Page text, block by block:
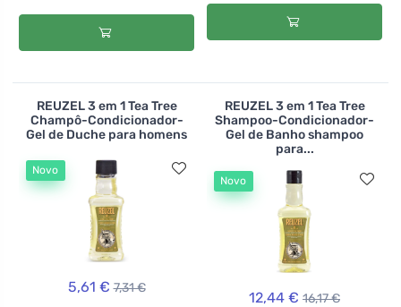
REUZEL 3 em 1 Tea Tree
Champô-Condicionador-
Gel de Duche para homens
Novo
5,61 € 7,31 €
REUZEL 3 em 1 Tea Tree
Shampoo-Condicionador-
Gel de Banho shampoo
para...
Novo
12,44 € 16,17 €